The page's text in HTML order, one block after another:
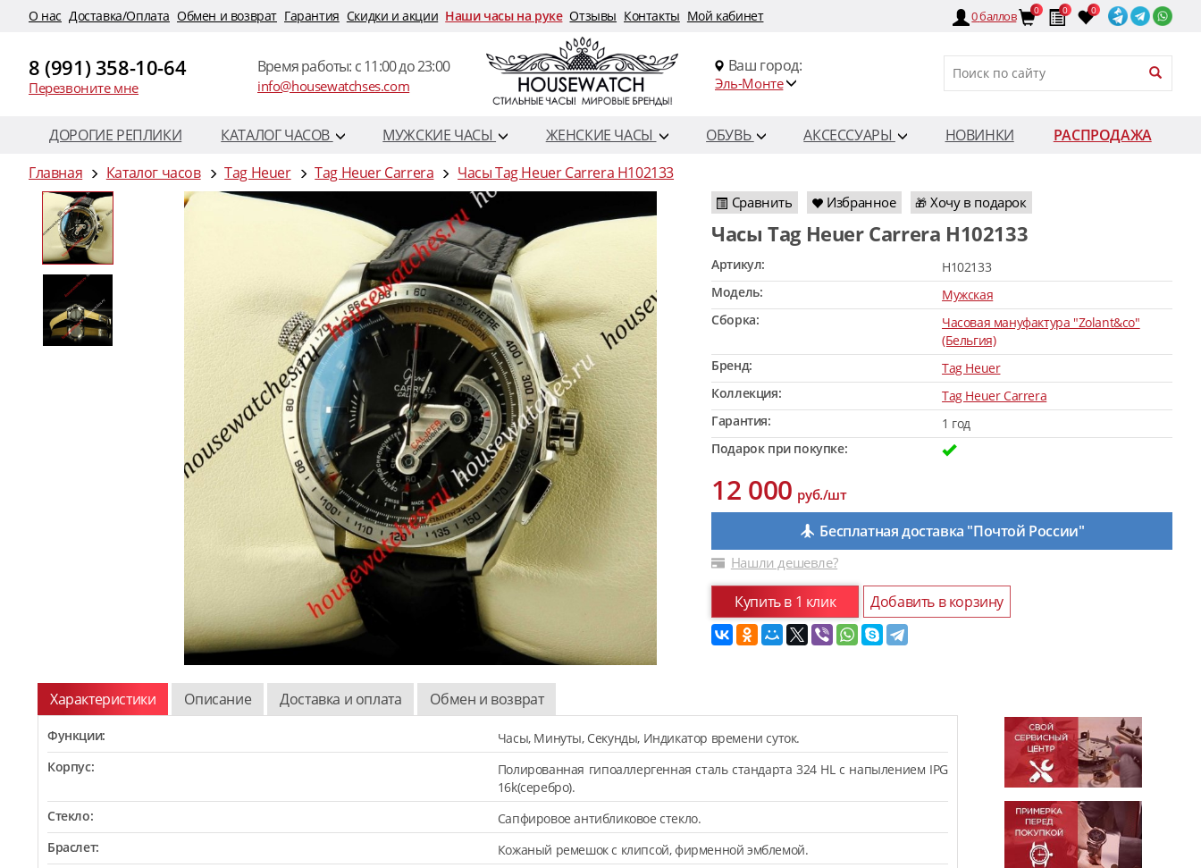
O нас Доставка/Оплата Обмен и возврат Гарантия Скидки и акции Наши часы на руке Отзывы Контакты Мой кабинет 0баллов 0 0 0
8 (991) 358-10-64
Перезвоните мне
Время работы: c 11:00 до 23:00
info@housewatchses.com
Ваш город:
Эль-Монте
ДОРОГИЕ РЕПЛИКИ КАТАЛОГ ЧАСОВ МУЖСКИЕ ЧАСЫ ЖЕНСКИЕ ЧАСЫ ОБУВЬ АКСЕССУАРЫ НОВИНКИ
РАСПРОДАЖА
Главная
Каталог часов Tag Heuer Tag Heuer Carrera Часы Tag Heuer Carrera H102133
Сравнить Избранное 🎁 Хочу в подарок
Часы Tag Heuer Carrera H102133
Артикул:
H102133
Модель:
Мужская
Сборка:
Часовая мануфактура "Zolant&co"
(Бельгия)
Бренд:
Tag Heuer
Коллекция:
Tag Heuer Carrera
Гарантия:
1 год
Подарок при покупке:
12 000руб./шт
Бесплатная доставка "Почтой России"
Нашли дешевле?
Купить в 1 клик Добавить в корзину
Характеристики Описание Доставка и оплата Обмен и возврат
Функции:
Часы, Минуты, Секунды, Индикатор времени суток.
Корпус:
Полированная гипоаллергенная сталь стандарта 324 HL с напылением IPG
16k(серебро).
Стекло:
Сапфировое антибликовое стекло.
Браслет:
Кожаный ремешок с клипсой, фирменной эмблемой.